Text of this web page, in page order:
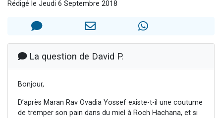
Il reste 49 places pour étudier en groupe sur Zoom
12 nouvelles musiques dans Torah-Box Music
2 personnes viennent de nous rejoindre sur WhatsApp
Rédigé le Jeudi 6 Septembre 2018
La question de David P.
Bonjour,
D’après Maran Rav Ovadia Yossef existe-t-il une coutume
de tremper son pain dans du miel à Roch Hachana, et si